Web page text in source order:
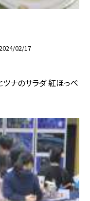
02/17
ナのサラダ 紅ほっぺ